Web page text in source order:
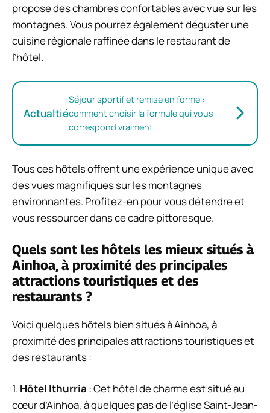
propose des chambres confortables avec vue sur les
montagnes. Vous pourrez également déguster une
cuisine régionale raffinée dans le restaurant de
l’hôtel.
Actualtié
Séjour sportif et remise en forme :
comment choisir la formule qui vous
correspond vraiment
Tous ces hôtels offrent une expérience unique avec
des vues magnifiques sur les montagnes
environnantes. Profitez-en pour vous détendre et
vous ressourcer dans ce cadre pittoresque.
Quels sont les hôtels les mieux situés à
Ainhoa, à proximité des principales
attractions touristiques et des
restaurants ?
Voici quelques hôtels bien situés à Ainhoa, à
proximité des principales attractions touristiques et
des restaurants :
1. Hôtel Ithurria : Cet hôtel de charme est situé au
cœur d’Ainhoa, à quelques pas de l’église Saint-Jean-